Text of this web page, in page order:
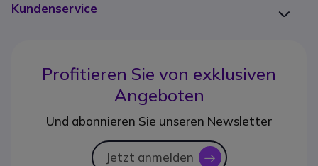
Kundenservice
Profitieren Sie von exklusiven
Angeboten
Und abonnieren Sie unseren Newsletter
Jetzt anmelden icon